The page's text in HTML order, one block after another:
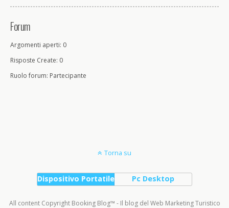
Forum
Argomenti aperti: 0
Risposte Create: 0
Ruolo forum: Partecipante
Torna su
Dispositivo Portatile Pc Desktop
All content Copyright Booking Blog™ - Il blog del Web Marketing Turistico